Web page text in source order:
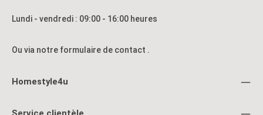
Lundi - vendredi : 09:00 - 16:00 heures
Ou via notre formulaire de contact .
Homestyle4u